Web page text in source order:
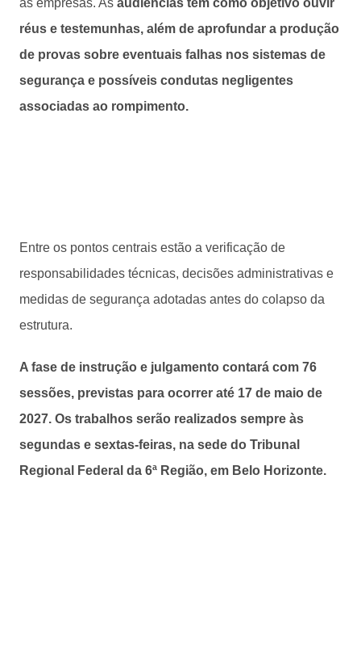
réus e testemunhas, além de aprofundar a produção
de provas sobre eventuais falhas nos sistemas de
segurança e possíveis condutas negligentes
associadas ao rompimento.
Entre os pontos centrais estão a verificação de
responsabilidades técnicas, decisões administrativas e
medidas de segurança adotadas antes do colapso da
estrutura.
A fase de instrução e julgamento contará com 76
sessões, previstas para ocorrer até 17 de maio de
2027. Os trabalhos serão realizados sempre às
segundas e sextas-feiras, na sede do Tribunal
Regional Federal da 6ª Região, em Belo Horizonte.